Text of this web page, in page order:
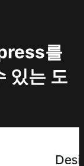
를
있는 도